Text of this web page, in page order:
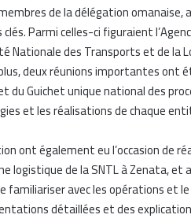
de la délégation
Parmi celles-ci figuraient
Nationale des Transports et de la
deux réunions importantes ont
du Guichet unique national des
et les réalisations de chaque
ont également eu l’occasion de
logistique de la SNTL à Zenata,
familiariser avec les opérations
détaillées et des